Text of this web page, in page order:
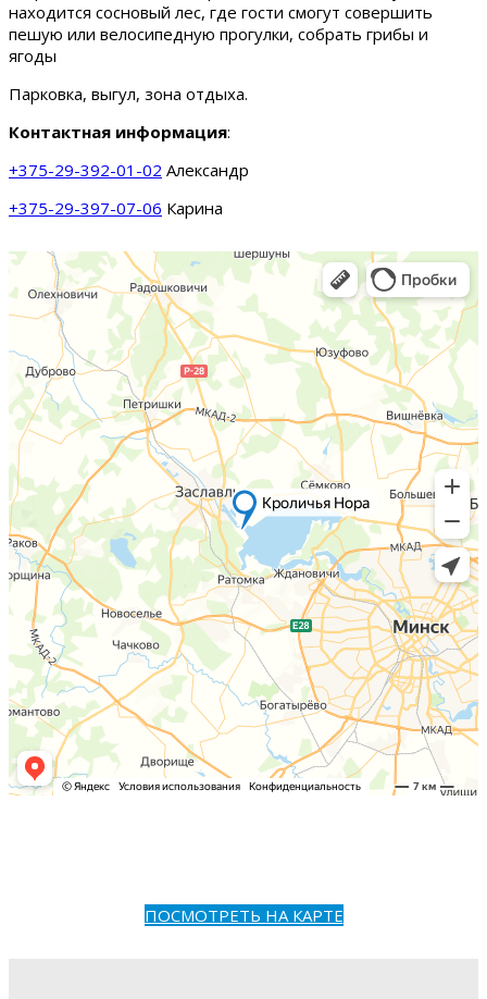
находится сосновый лес, где гости смогут совершить
пешую или велосипедную прогулки, собрать грибы и
ягоды
Парковка, выгул, зона отдыха.
Контактная информация:
+375-29-392-01-02 Александр
+375-29-397-07-06 Карина
ПОСМОТРЕТЬ НА КАРТЕ